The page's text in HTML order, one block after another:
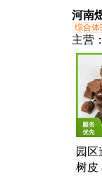
河南
综合体
主营：
园区
树皮